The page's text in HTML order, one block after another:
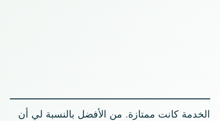
الخدمة كانت ممتازة. من الأفضل بالنسبة لي أن